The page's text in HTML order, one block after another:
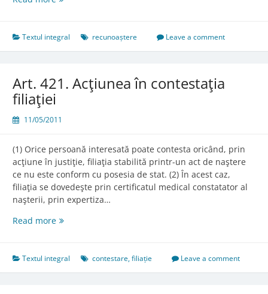
recunoaşterii
de
Textul integral recunoaștere Leave a comment
Art. 421. Acţiunea în contestaţia
filiaţiei
11/05/2011
(1) Orice persoană interesată poate contesta oricând, prin
acţiune în justiţie, filiaţia stabilită printr-un act de naştere
ce nu este conform cu posesia de stat. (2) În acest caz,
filiaţia se dovedeşte prin certificatul medical constatator al
naşterii, prin expertiza…
Read moreArt.
în
contestaţia
Textul integral contestare,filiație Leave a comment